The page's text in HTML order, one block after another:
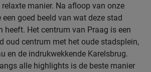
manier. Na afloop van onze
goed beeld van wat deze stad
heeft. Het centrum van Praag is een
oud centrum met het oude stadsplein,
en de indrukwekkende Karelsbrug.
alle highlights is de beste manier